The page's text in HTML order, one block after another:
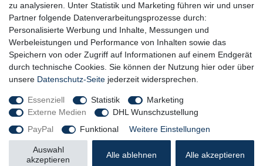
Bestellung widerrufen
Datenschutzerklärung
AGB
Impressum
Newsletter
Newsletter-Anmeldung
zu analysieren. Unter Statistik und Marketing führen wir und unser
Partner folgende Datenverarbeitungsprozesse durch:
Personalisierte Werbung und Inhalte, Messungen und
Werbeleistungen und Performance von Inhalten sowie das
Speichern von oder Zugriff auf Informationen auf einem Endgerät
durch technische Cookies. Sie können der Nutzung hier oder über
unsere Datenschutz-Seite jederzeit widersprechen.
Essenziell Statistik
Marketing
Externe Medien
DHL Wunschzustellung
PayPal
Funktional Weitere Einstellungen
Alle akzeptieren
Alle ablehnen
Auswahl
akzeptieren